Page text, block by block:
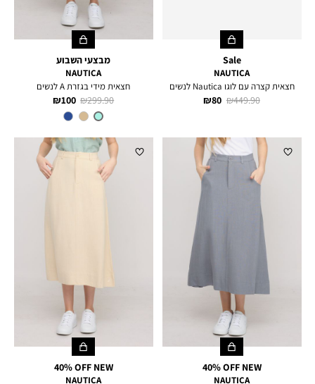
Sale
NAUTICA
חצאית קצרה עם לוגו Nautica לנשים
מחיר
80 ₪
מחיר
449.90 ₪
מבצעי השבוע
NAUTICA
חצאית מידי בגזרת A לנשים
מחיר
מוצר
100 ₪
מחיר
רגיל
299.90 ₪
צבע
MINT
40% OFF NEW
NAUTICA
40% OFF NEW
NAUTICA